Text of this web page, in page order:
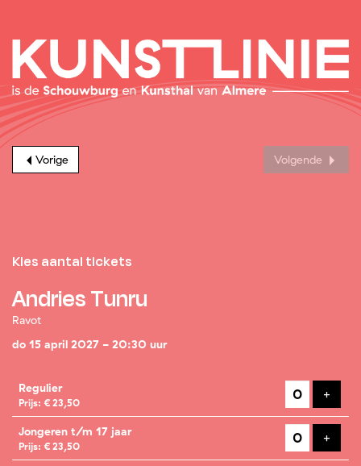
Vorige Volgende
Kies aantal tickets
Andries Tunru
Ravot
do 15 april 2027 - 20:30 uur
Regulier
Prijs: € 23,50
+
Jongeren t/m 17 jaar
Prijs: € 23,50
+